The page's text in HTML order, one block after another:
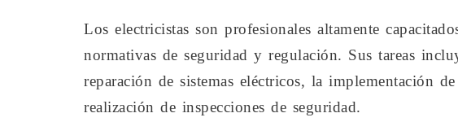
Los electricistas son profesionales altamente
normativas de seguridad y regulación. Sus tareas
reparación de sistemas eléctricos, la implementación
realización de inspecciones de seguridad.